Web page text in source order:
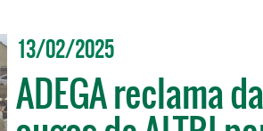
13/02/2025
ADEGA reclama